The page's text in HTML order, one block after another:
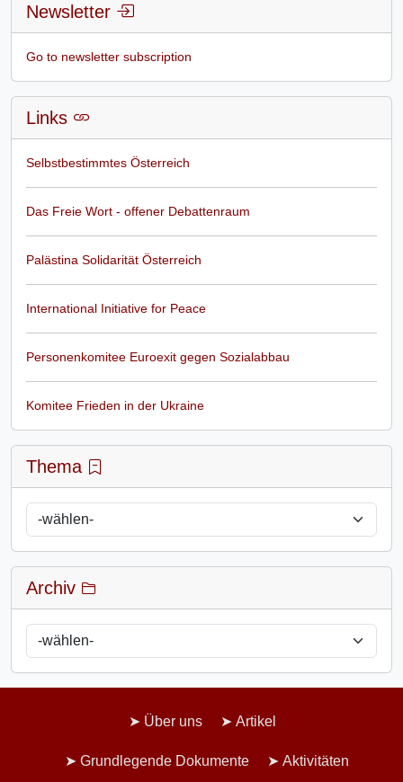
Newsletter
Go to newsletter subscription
Links
Selbstbestimmtes Österreich
Das Freie Wort - offener Debattenraum
Palästina Solidarität Österreich
International Initiative for Peace
Personenkomitee Euroexit gegen Sozialabbau
Komitee Frieden in der Ukraine
Thema
Archiv
Über uns Artikel
Grundlegende Dokumente Aktivitäten